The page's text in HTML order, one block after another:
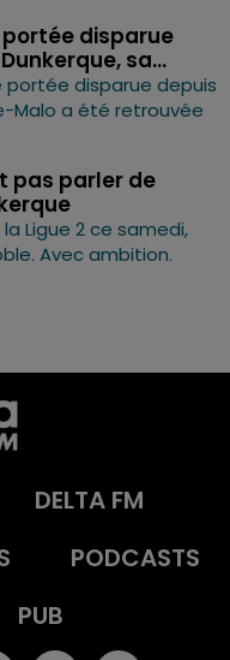
portée disparue
sa...
portée disparue depuis
Malo a été retrouvée
pas parler de
Ligue 2 ce samedi,
Avec ambition.
DELTA FM
PODCASTS
PUB